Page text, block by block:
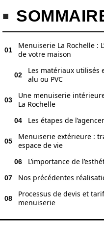
Menuiserie La Rochelle :
de votre maison
Les matériaux utilisés
alu ou PVC
Une menuiserie
La Rochelle
Les étapes de
Menuiserie extérieure :
espace de vie
L’importance de
Nos précédentes
Processus de devis et
menuiserie